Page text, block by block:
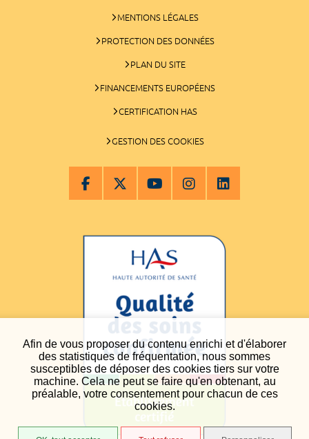
Afin de vous proposer du contenu enrichi et d'élaborer
des statistiques de fréquentation, nous sommes
susceptibles de déposer des cookies tiers sur votre
machine. Cela ne peut se faire qu'en obtenant, au
préalable, votre consentement pour chacun de ces
cookies.
MENTIONS LÉGALES
PROTECTION DES DONNÉES
PLAN DU SITE
FINANCEMENTS EUROPÉENS
CERTIFICATION HAS
GESTION DES COOKIES